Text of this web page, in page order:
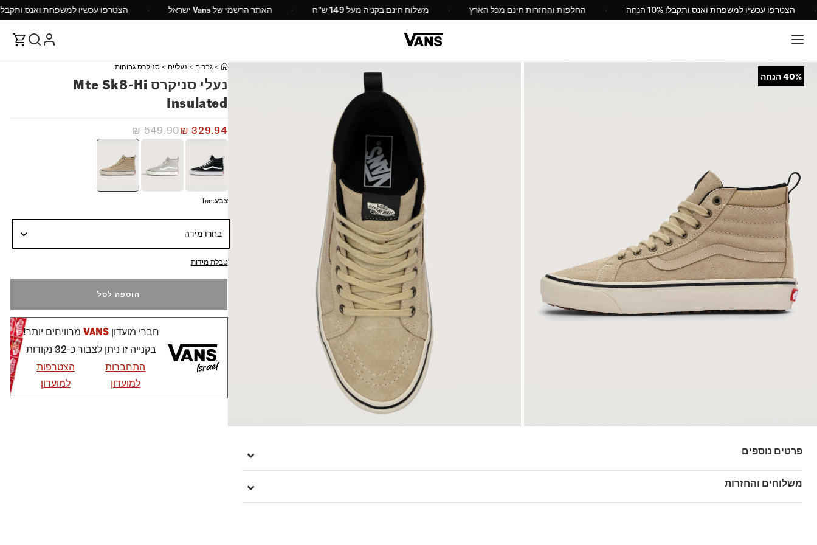
הצטרפו עכשיו למשפחת ואנס ותקבלו 10% הנחה החלפות והחזרות חינם מכל הארץ משלוח חינם בקניה מעל 149 ש"ח האתר הרשמי של Vans ישראל הצטרפו עכשיו למשפחת ואנס ותקבלו
40%הנחה
פרטים נוספים
מק"ט: V00EB4TAN
משלוחים והחזרות
>גברים > נעליים >סניקרס גבוהות
נעלי סניקרס Mte Sk8-Hi
Insulated
₪549.90₪ 329.94
צבע:
Tan
בחרו מידה
טבלת מידות
הוספה לסל
חברי מועדוןVANS מרוויחים יותר!
בקנייה זו ניתן לצבור כ-32 נקודות
התחברות
למועדון
הצטרפות
למועדון